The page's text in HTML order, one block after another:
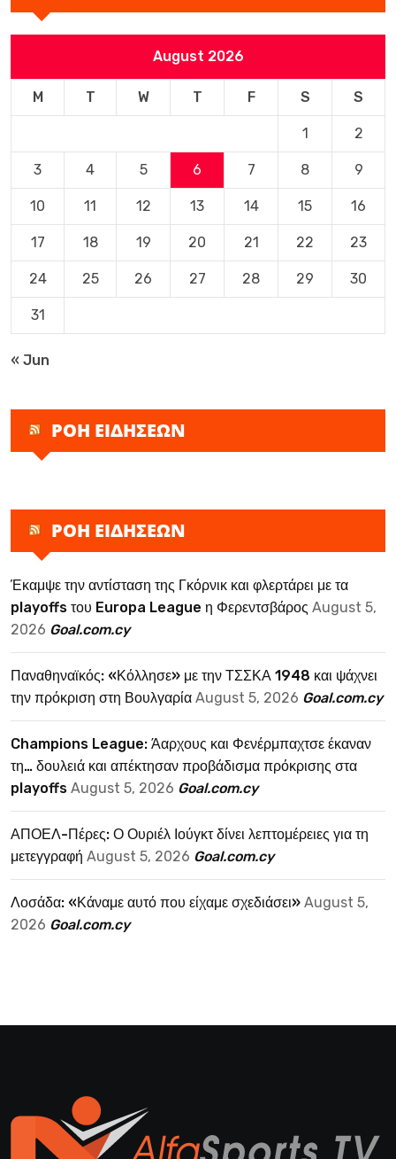
August 2026
M T W T F S S
1 2
3 4 5 6 7 8 9
10 11 12 13 14 15 16
17 18 19 20 21 22 23
24 25 26 27 28 29 30
31
« Jun
ΡΟΗ ΕΙΔΗΣΕΩΝ
ΡΟΗ ΕΙΔΗΣΕΩΝ
Έκαμψε την αντίσταση της Γκόρνικ και φλερτάρει με τα
playoffs του Europa League η Φερεντσβάρος August 5,
2026 Goal.com.cy
Παναθηναϊκός: «Κόλλησε» με την ΤΣΣΚΑ 1948 και ψάχνει
την πρόκριση στη Βουλγαρία August 5, 2026 Goal.com.cy
Champions League: Άαρχους και Φενέρμπαχτσε έκαναν
τη… δουλειά και απέκτησαν προβάδισμα πρόκρισης στα
playoffs August 5, 2026 Goal.com.cy
ΑΠΟΕΛ-Πέρες: Ο Ουριέλ Ιούγκτ δίνει λεπτομέρειες για τη
μετεγγραφή August 5, 2026 Goal.com.cy
Λοσάδα: «Κάναμε αυτό που είχαμε σχεδιάσει» August 5,
2026 Goal.com.cy